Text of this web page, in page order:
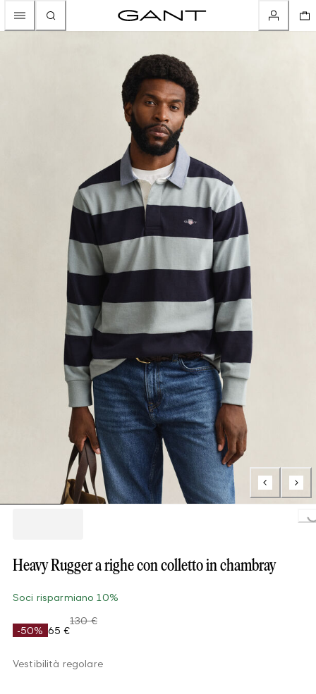
Loading...
Heavy Rugger a righe con colletto in chambray
Soci risparmiano 10%
-50% 65 €
130 €
Vestibilità regolare